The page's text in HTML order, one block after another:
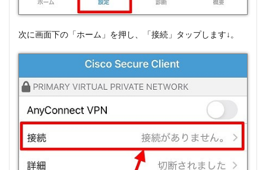
次に画面下の「ホーム」を押し、「接続」タップします↓。